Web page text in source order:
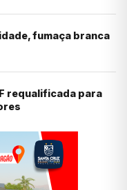
fumaça branca
requalificada para